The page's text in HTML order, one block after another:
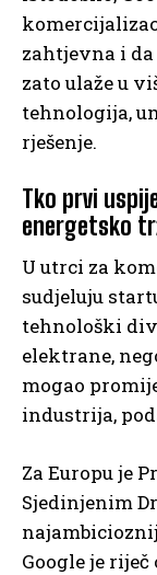
zahtjevna i
zato ulaže u
tehnologija,
rješenje.
Tko prvi
energetsko
U utrci za
sudjeluju
tehnološki
elektrane,
mogao
industrija,
Za Europu je
Sjedinjenim
Google je